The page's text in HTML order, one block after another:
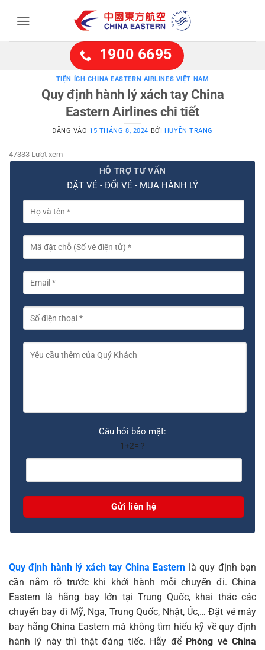
1900 6695
TIỆN ÍCH CHINA EASTERN AIRLINES VIỆT NAM
Quy định hành lý xách tay China
Eastern Airlines chi tiết
ĐĂNG VÀO 15 THÁNG 8, 2024 BỞI HUYỀN TRANG
47333 Lượt xem
HỖ TRỢ TƯ VẤN
ĐẶT VÉ - ĐỔI VÉ - MUA HÀNH LÝ
Câu hỏi bảo mật:
1+2= ?
Quy định hành lý xách tay China Eastern là quy định bạn
cần nắm rõ trước khi khởi hành mỗi chuyến đi. China
Eastern là hãng bay lớn tại Trung Quốc, khai thác các
chuyến bay đi Mỹ, Nga, Trung Quốc, Nhật, Úc,… Đặt vé máy
bay hãng China Eastern mà không tìm hiểu kỹ về quy định
hành lý này thì thật đáng tiếc. Hãy để Phòng vé China